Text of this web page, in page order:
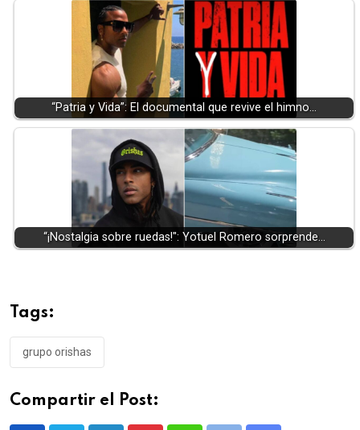
“Patria y Vida”: El documental que revive el himno…
“¡Nostalgia sobre ruedas!": Yotuel Romero sorprende…
Tags:
grupo orishas
Compartir el Post: